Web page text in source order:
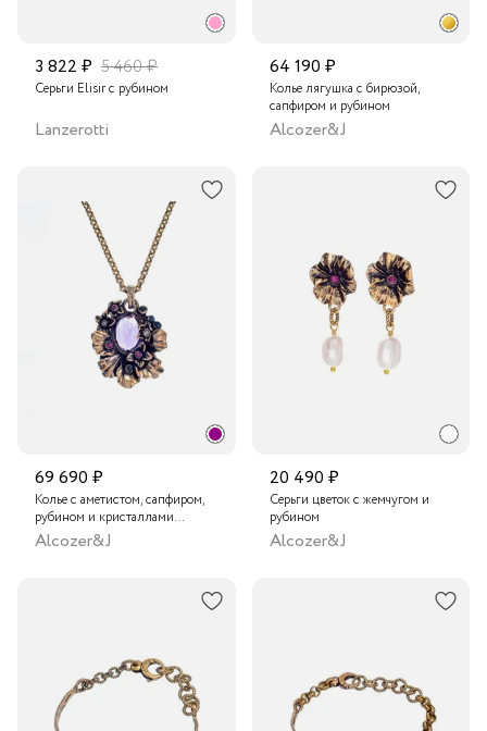
3 822 ₽ 5 460 ₽
Серьги Elisir с рубином
Lanzerotti
64 190 ₽
Колье лягушка с бирюзой,
сапфиром и рубином
Alcozer&J
69 690 ₽
Колье с аметистом, сапфиром,
рубином и кристаллами
Swarovski
Alcozer&J
20 490 ₽
Серьги цветок с жемчугом и
рубином
Alcozer&J